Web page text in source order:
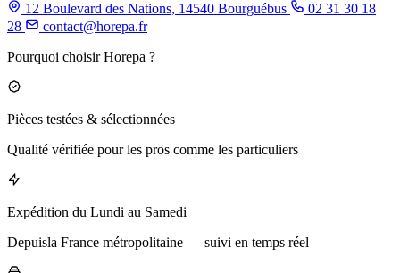
12 Boulevard des Nations, 14540 Bourguébus
02 31 30 18
28
contact@horepa.fr
Pourquoi choisir Horepa ?
Pièces testées & sélectionnées
Qualité vérifiée pour les pros comme les particuliers
Expédition du Lundi au Samedi
Depuisla France métropolitaine — suivi en temps réel